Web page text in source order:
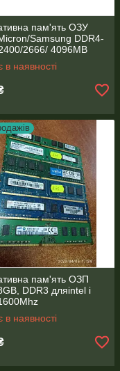
замовлення.
пам'ять ОЗУ
Samsung DDR4-
2666/ 4096MB
в наявності
пам'ять ОЗП
DDR3 дляintel і
в наявності